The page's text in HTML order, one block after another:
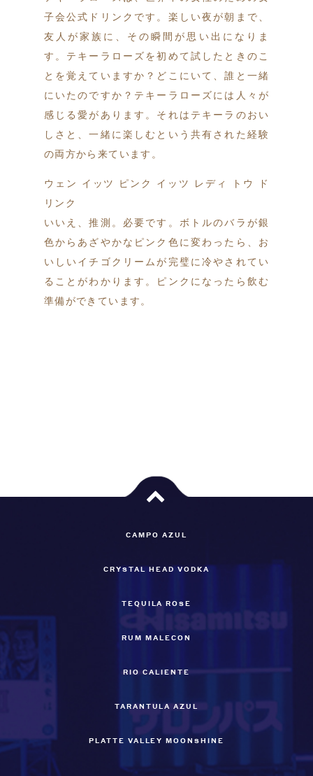
子会公式ドリンクです。楽しい夜が朝まで、
友人が家族に、その瞬間が思い出になりま
す。テキーラローズを初めて試したときのこ
とを覚えていますか？どこにいて、誰と一緒
にいたのですか？テキーラローズには人々が
感じる愛があります。それはテキーラのおい
しさと、一緒に楽しむという共有された経験
の両方から来ています。
ウェン イッツ ピンク イッツ レディ トウ ド
リンク
いいえ、推測。必要です。ボトルのバラが銀
色からあざやかなピンク色に変わったら、お
いしいイチゴクリームが完璧に冷やされてい
ることがわかります。ピンクになったら飲む
準備ができています。
CAMPO AZUL
CRYSTAL HEAD VODKA
TEQUILA ROSE
RUM MALECON
RIO CALIENTE
TARANTULA AZUL
PLATTE VALLEY MOONSHINE